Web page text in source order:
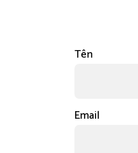
Tên
Email